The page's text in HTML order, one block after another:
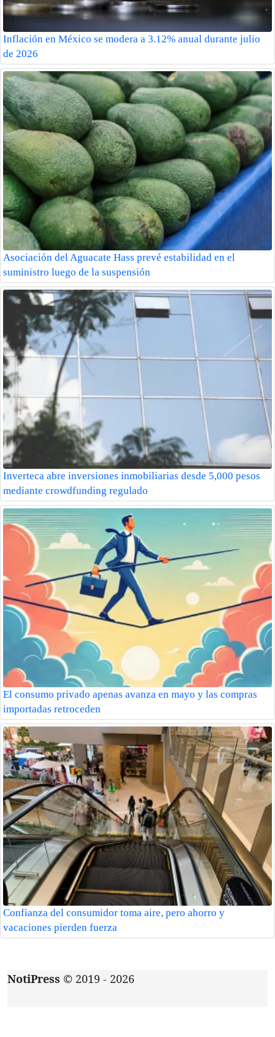
Inflación en México se modera a 3.12% anual durante julio
de 2026
Asociación del Aguacate Hass prevé estabilidad en el
suministro luego de la suspensión
Inverteca abre inversiones inmobiliarias desde 5,000 pesos
mediante crowdfunding regulado
El consumo privado apenas avanza en mayo y las compras
importadas retroceden
Confianza del consumidor toma aire, pero ahorro y
vacaciones pierden fuerza
NotiPress © 2019 - 2026